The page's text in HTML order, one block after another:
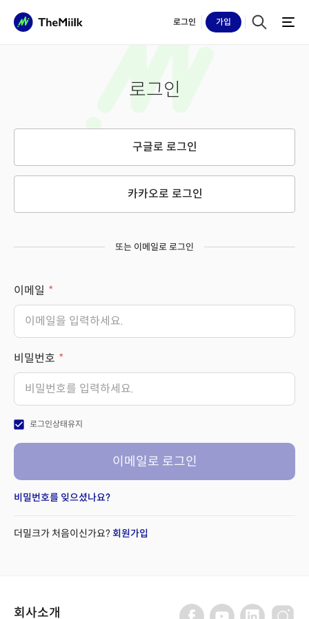
로그인 가입
로그인
구글로 로그인
카카오로 로그인
또는 이메일로 로그인
이메일
비밀번호
check_box 로그인상태유지
이메일로 로그인
비밀번호를 잊으셨나요?
더밀크가 처음이신가요? 회원가입
회사소개